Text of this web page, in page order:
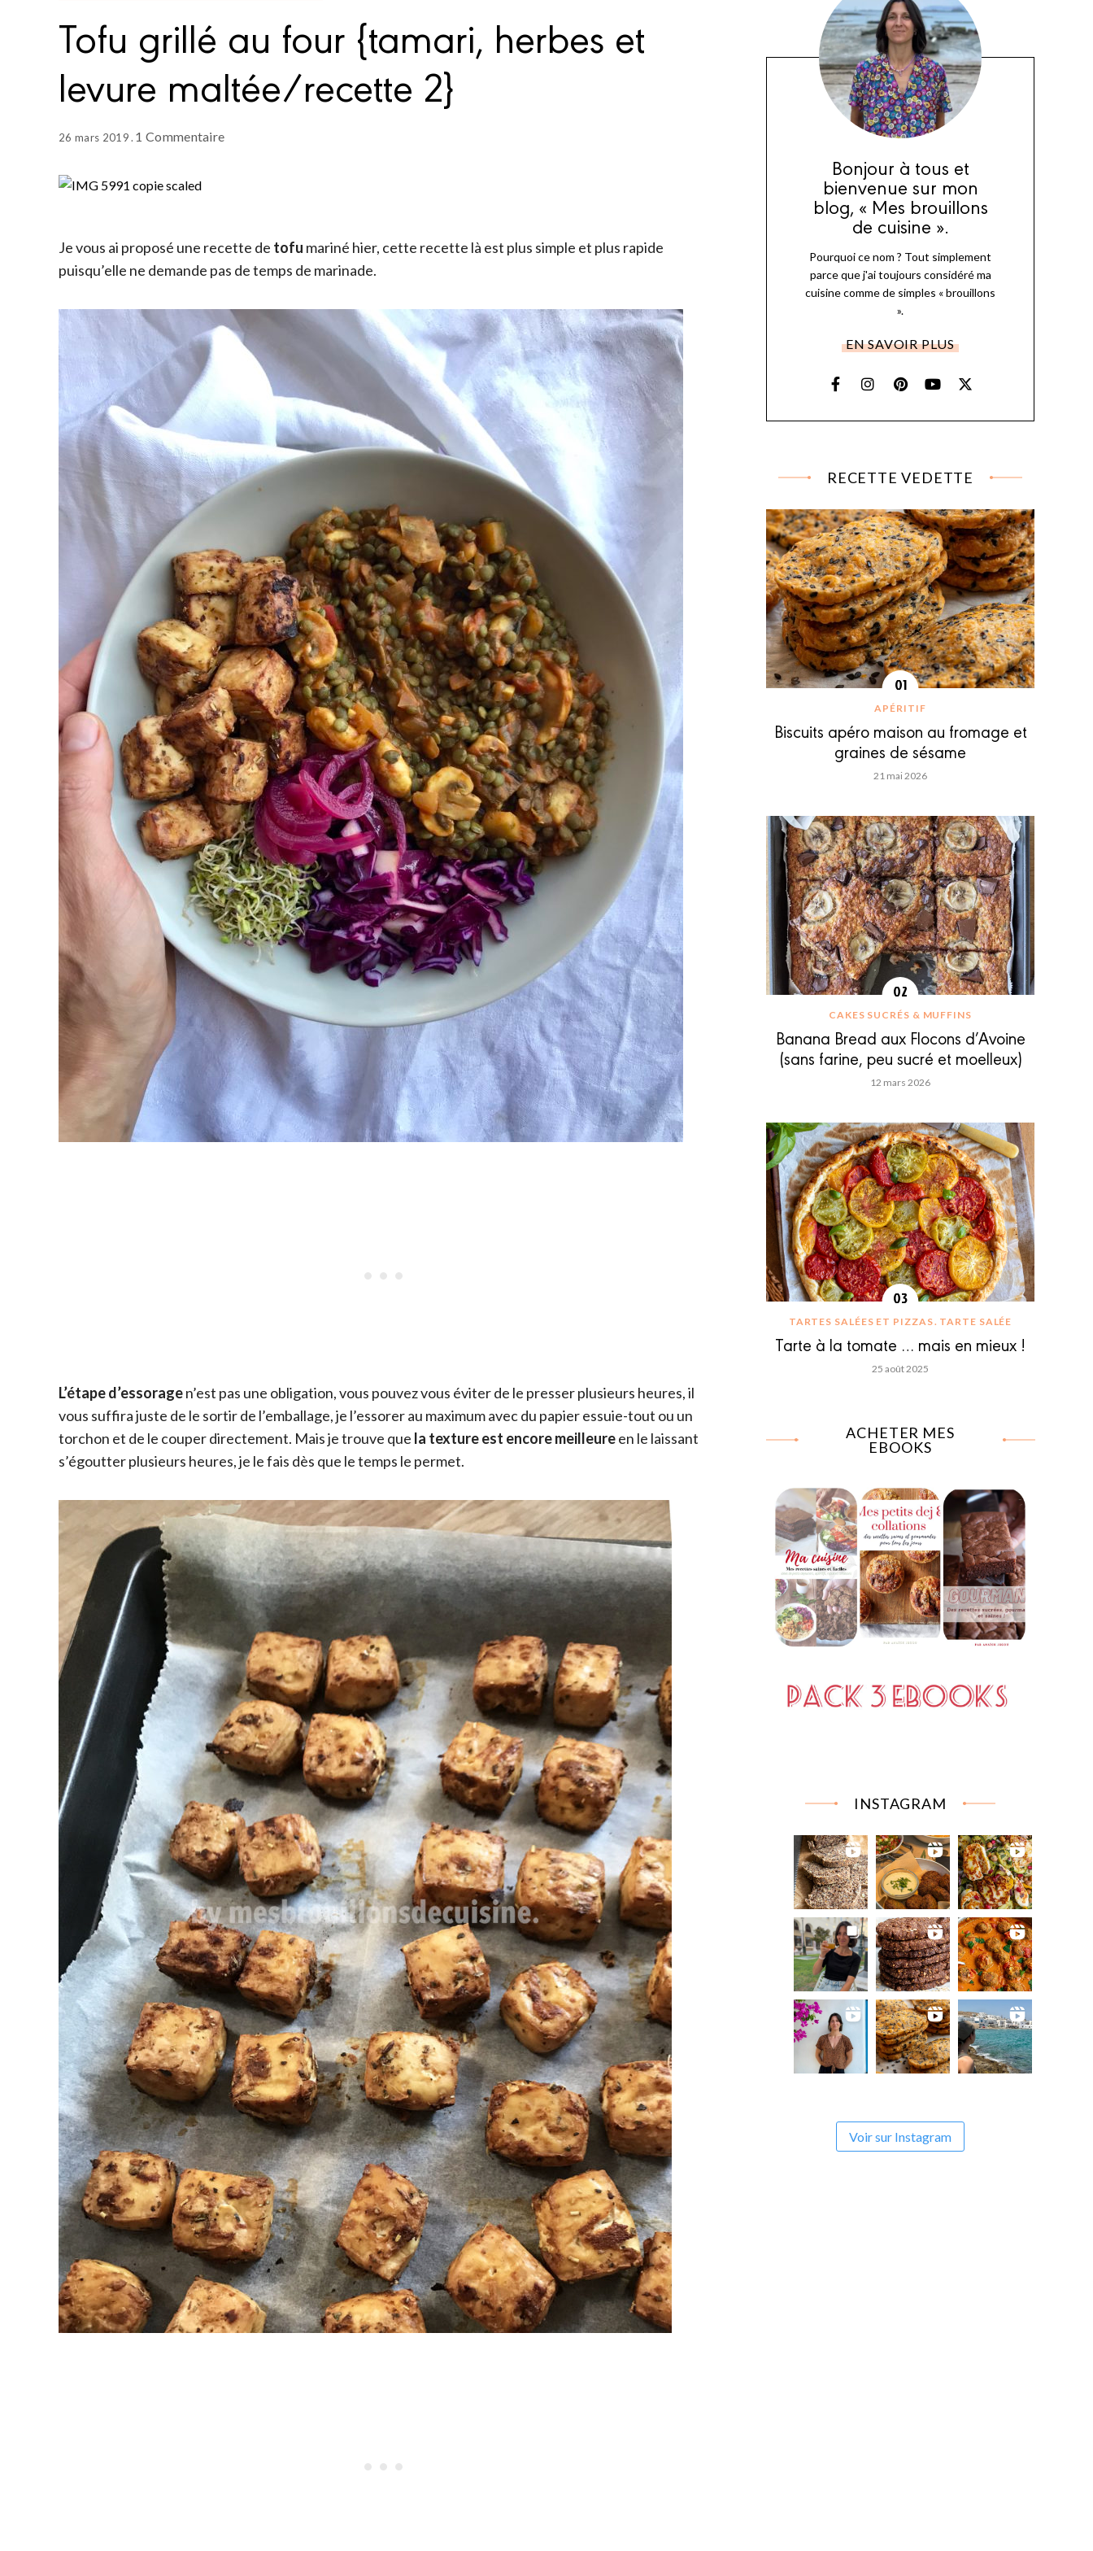
Tofu grillé au four {tamari, herbes et
levure maltée/recette 2}
26 mars 2019 1 Commentaire
Je vous ai proposé une recette de tofu mariné hier, cette recette là est plus simple et plus rapide
puisqu’elle ne demande pas de temps de marinade.
L’étape d’essoragen’est pas une obligation, vous pouvez vous éviter de le presser plusieurs heures, il
vous suffira juste de le sortir de l’emballage, je l’essorer au maximum avec du papier essuie-tout ou un
torchon et de le couper directement. Mais je trouve que la texture est encore meilleureen le laissant
s’égoutter plusieurs heures, je le fais dès que le temps le permet.
Bonjour à tous et
bienvenue sur mon
blog, « Mes brouillons
de cuisine ».
Pourquoi ce nom ? Tout simplement
parce que j'ai toujours considéré ma
cuisine comme de simples « brouillons
».
EN SAVOIR PLUS
RECETTE VEDETTE
APÉRITIF
Biscuits apéro maison au fromage et
graines de sésame
21 mai 2026
CAKES SUCRÉS & MUFFINS
Banana Bread aux Flocons d’Avoine
(sans farine, peu sucré et moelleux)
12 mars 2026
TARTES SALÉES ET PIZZAS TARTE SALÉE
Tarte à la tomate … mais en mieux !
25 août 2025
ACHETER MES
EBOOKS
INSTAGRAM
Voir sur Instagram